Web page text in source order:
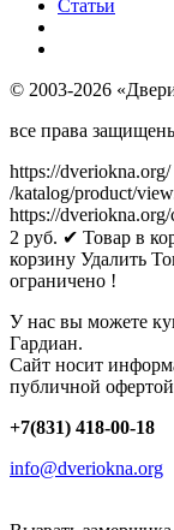
Статьи
© 2003-2026
все права
https://dveriokna.org/
/katalog/product/
https://
2 руб. ✔ Товар в
корзину Удалить
ограничено !
У нас вы можете
Гардиан.
Сайт носит
публичной
+7(831) 418-00-18
info@dveriokna.org